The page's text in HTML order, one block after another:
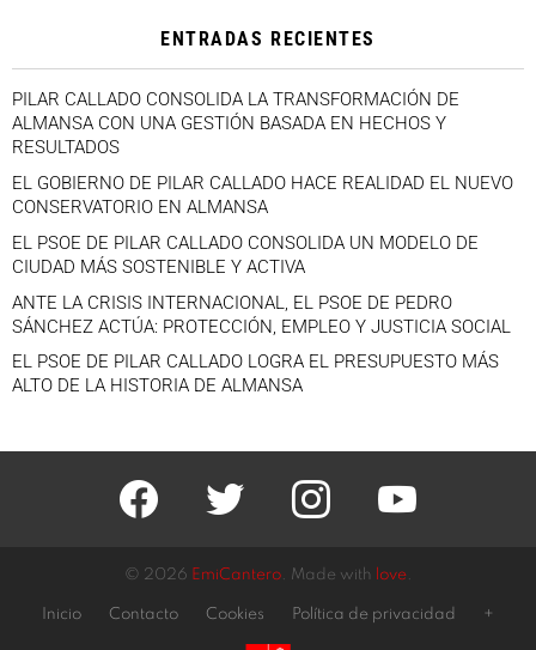
ENTRADAS RECIENTES
PILAR CALLADO CONSOLIDA LA TRANSFORMACIÓN DE
ALMANSA CON UNA GESTIÓN BASADA EN HECHOS Y
RESULTADOS
EL GOBIERNO DE PILAR CALLADO HACE REALIDAD EL NUEVO
CONSERVATORIO EN ALMANSA
EL PSOE DE PILAR CALLADO CONSOLIDA UN MODELO DE
CIUDAD MÁS SOSTENIBLE Y ACTIVA
ANTE LA CRISIS INTERNACIONAL, EL PSOE DE PEDRO
SÁNCHEZ ACTÚA: PROTECCIÓN, EMPLEO Y JUSTICIA SOCIAL
EL PSOE DE PILAR CALLADO LOGRA EL PRESUPUESTO MÁS
ALTO DE LA HISTORIA DE ALMANSA
facebook twitter instagram youtube
© 2026 EmiCantero. Made with love.
Inicio Contacto Cookies Política de privacidad +